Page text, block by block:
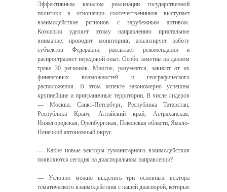
Эффективным каналом реализации государственной
политики в отношении соотечественников выступает
взаимодействие регионов с зарубежным активом.
Комиссия уделяет этому направлению пристальное
внимание: проводит мониторинг, анализирует работу
субъектов Федерации, рассылает рекомендации и
распространяет передовой опыт. Особо заметны на данном
треке 30 регионов. Многое, разумеется, зависит от их
финансовых возможностей и географического
расположения. В этом аспекте закономерно успешны
крупнейшие и приграничные территории. В числе лидеров
— Москва, Санкт-Петербург, Республика Татарстан,
Республика Крым, Алтайский край, Астраханская,
Нижегородская, Оренбургская, Псковская области, Ямало-
Ненецкий автономный округ.
— Какие новые векторы гуманитарного взаимодействия
появляются сегодня на диаспоральном направлении?
— Условно можно выделить три основных вектора
тематического взаимодействия с нашей диаспорой, которые